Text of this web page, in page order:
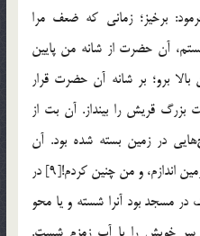
برخیز؛ زمانی كه ضعف مرا
آن حضرت از شانه من پایین
برو؛ بر شانه آن حضرت قرار
قریش را بینداز. آن بت از
در زمین بسته شده بود. آن
حضرت فرمود كه آن را تكان داده و بر زمین اندازم، و من چنین كردم![9] در
مسجد بود آنرا شسته و یا محو